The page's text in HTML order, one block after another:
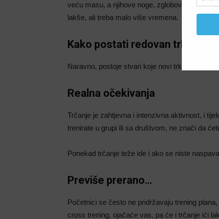
veću masu, a njihove noge, zglobovi i kosti
lakše, ali treba malo više vremena.
Kako postati redovan trkač?
Naravno, postoje stvari koje novi trkači mogu
Realna očekivanja
Trčanje je zahtjevna i intenzivna aktivnost, i
trenirate u grupi ili sa društvom, ne znači da
Ponekad trčanje teže ide i ako se niste
Previše prerano…
Početnici se često ne pridržavaju trening
cross trening, ojačaće vas, pa će i trčanje ići